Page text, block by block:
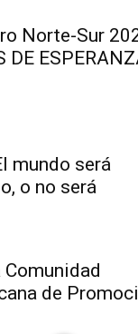
Norte-Sur
DE
mundo será
o no será
Comunidad
de